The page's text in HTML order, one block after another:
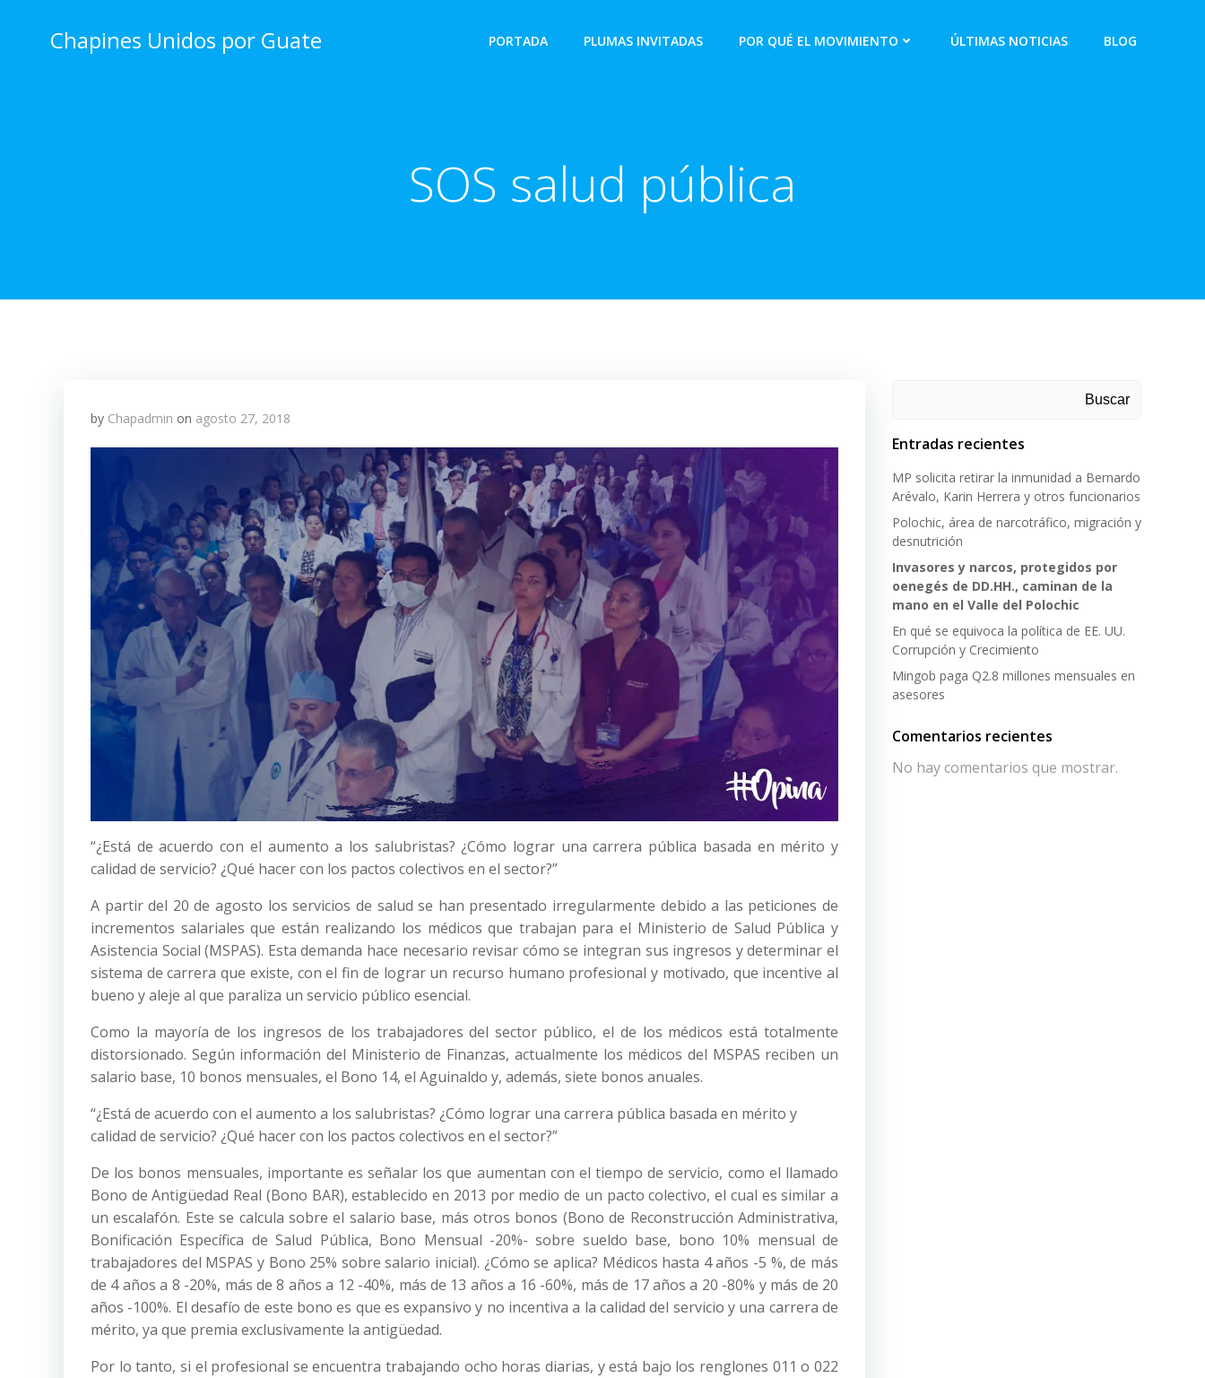
Chapines Unidos por Guate PORTADA PLUMAS INVITADAS POR QUÉ EL MOVIMIENTO ÚLTIMAS NOTICIAS BLOG
SOS salud pública
by Chapadmin on agosto 27, 2018
“¿Está de acuerdo con el aumento a los salubristas? ¿Cómo lograr una carrera pública basada en mérito y
calidad de servicio? ¿Qué hacer con los pactos colectivos en el sector?”
A partir del 20 de agosto los servicios de salud se han presentado irregularmente debido a las peticiones de
incrementos salariales que están realizando los médicos que trabajan para el Ministerio de Salud Pública y
Asistencia Social (MSPAS). Esta demanda hace necesario revisar cómo se integran sus ingresos y determinar el
sistema de carrera que existe, con el fin de lograr un recurso humano profesional y motivado, que incentive al
bueno y aleje al que paraliza un servicio público esencial.
Como la mayoría de los ingresos de los trabajadores del sector público, el de los médicos está totalmente
distorsionado. Según información del Ministerio de Finanzas, actualmente los médicos del MSPAS reciben un
salario base, 10 bonos mensuales, el Bono 14, el Aguinaldo y, además, siete bonos anuales.
“¿Está de acuerdo con el aumento a los salubristas? ¿Cómo lograr una carrera pública basada en mérito y
calidad de servicio? ¿Qué hacer con los pactos colectivos en el sector?”
De los bonos mensuales, importante es señalar los que aumentan con el tiempo de servicio, como el llamado
Bono de Antigüedad Real (Bono BAR), establecido en 2013 por medio de un pacto colectivo, el cual es similar a
un escalafón. Este se calcula sobre el salario base, más otros bonos (Bono de Reconstrucción Administrativa,
Bonificación Específica de Salud Pública, Bono Mensual -20%- sobre sueldo base, bono 10% mensual de
trabajadores del MSPAS y Bono 25% sobre salario inicial). ¿Cómo se aplica? Médicos hasta 4 años -5 %, de más
de 4 años a 8 -20%, más de 8 años a 12 -40%, más de 13 años a 16 -60%, más de 17 años a 20 -80% y más de 20
años -100%. El desafío de este bono es que es expansivo y no incentiva a la calidad del servicio y una carrera de
mérito, ya que premia exclusivamente la antigüedad.
Por lo tanto, si el profesional se encuentra trabajando ocho horas diarias, y está bajo los renglones 011 o 022
Buscar
Entradas recientes
MP solicita retirar la inmunidad a Bernardo
Arévalo, Karin Herrera y otros funcionarios
Polochic, área de narcotráfico, migración y
desnutrición
Invasores y narcos, protegidos por
oenegés de DD.HH., caminan de la
mano en el Valle del Polochic
En qué se equivoca la política de EE. UU.
Corrupción y Crecimiento
Mingob paga Q2.8 millones mensuales en
asesores
Comentarios recientes
No hay comentarios que mostrar.